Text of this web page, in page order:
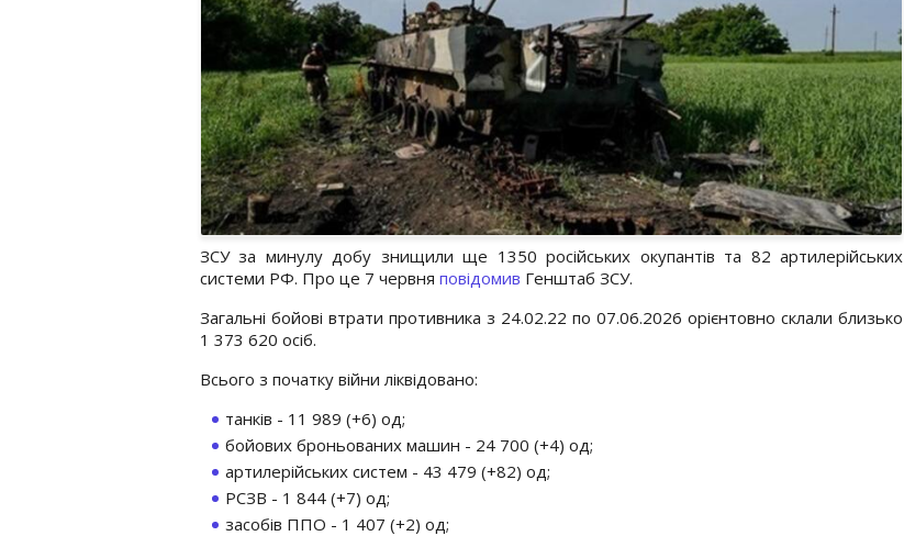
ЗСУ за минулу добу знищили ще 1350 російських окупантів та 82 артилерійських
системи РФ. Про це 7 червня повідомив Генштаб ЗСУ.
Загальні бойові втрати противника з 24.02.22 по 07.06.2026 орієнтовно склали близько
1 373 620 осіб.
Всього з початку війни ліквідовано:
танків - 11 989 (+6) од;
бойових броньованих машин - 24 700 (+4) од;
артилерійських систем - 43 479 (+82) од;
РСЗВ - 1 844 (+7) од;
засобів ППО - 1 407 (+2) од;